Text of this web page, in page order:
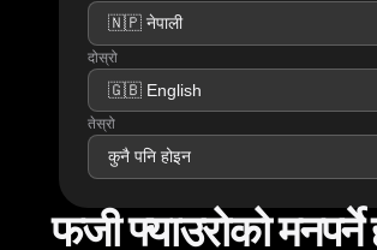
दोस्रो
तेस्रो
फजी फ्याउरोको